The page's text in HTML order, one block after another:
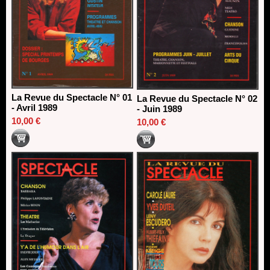
La Revue du Spectacle N° 01
- Avril 1989
10,00 €
La Revue du Spectacle N° 02
- Juin 1989
10,00 €